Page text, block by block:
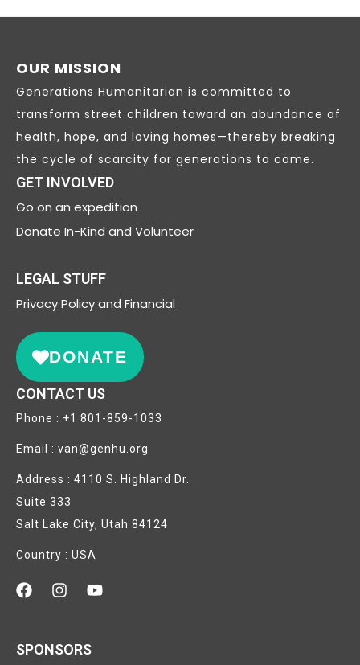
OUR MISSION
Generations Humanitarian is committed to
transform street children toward an abundance of
health, hope, and loving homes—thereby breaking
the cycle of scarcity for generations to come.
GET INVOLVED
Go on an expedition
Donate In-Kind and Volunteer
LEGAL STUFF
PrivacyPolicy and Financial
DONATE
CONTACT US
Phone : +1 801-859-1033
Email : van@genhu.org
Address : 4110 S. Highland Dr.
Suite 333
Salt Lake City, Utah 84124
Country : USA
SPONSORS